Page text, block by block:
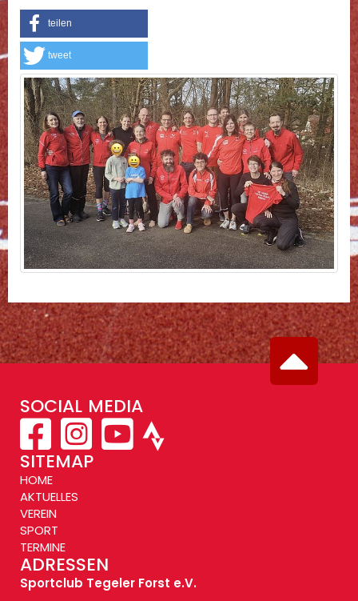
teilen
tweet
SOCIAL MEDIA
SITEMAP
HOME
AKTUELLES
VEREIN
SPORT
TERMINE
ADRESSEN
Sportclub Tegeler Forst e.V.